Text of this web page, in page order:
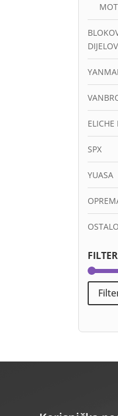
ELICHE
SPX
YUASA
OSTALO